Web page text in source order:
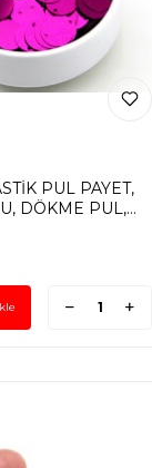
PUL PAYET,
DÖKME PUL,